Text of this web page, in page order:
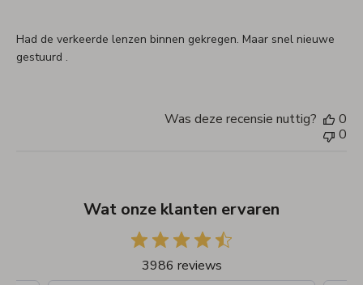
Had de verkeerde lenzen binnen gekregen. Maar snel nieuwe
gestuurd .
Was deze recensie nuttig?
0
0
Wat onze klanten ervaren
3986 reviews